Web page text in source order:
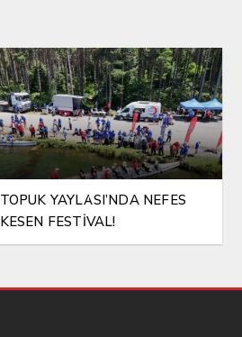
TOPUK YAYLASI’NDA NEFES
KESEN FESTİVAL!